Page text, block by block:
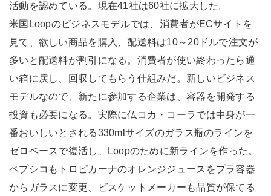
活動を認めている。現在41社は60社に拡大した。
米国Loopのビジネスモデルでは、消費者がECサイトを
見て、欲しい商品を購入、配送料は10～20ドルで注文が
多いと配送料が割引になる。消費者が使い終わったら通
い箱に戻し、回収してもらう仕組みだ。新しいビジネス
モデルなので、新たに参加する企業は、容器を開発する
投資も必要になる。実際に仏コカ・コーラでは中身が一
番おいしいとされる330mlサイズのガラス瓶のラインを
ゼロベースで復活し、Loopのために新ラインを作った。
ペプシコもトロピカーナのオレンジジュースをプラ容器
からガラスに変更、ビスケットメーカーも品質が保てる